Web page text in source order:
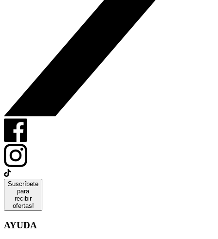
Suscríbete
para
recibir
ofertas!
AYUDA